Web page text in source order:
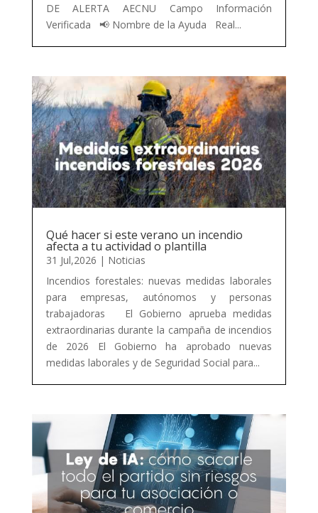
DE ALERTA AECNU Campo Información
Verificada 📢 Nombre de la Ayuda Real...
Qué hacer si este verano un incendio
afecta a tu actividad o plantilla
31 Jul,2026 | Noticias
Incendios forestales: nuevas medidas laborales
para empresas, autónomos y personas
trabajadoras El Gobierno aprueba medidas
extraordinarias durante la campaña de incendios
de 2026 El Gobierno ha aprobado nuevas
medidas laborales y de Seguridad Social para...